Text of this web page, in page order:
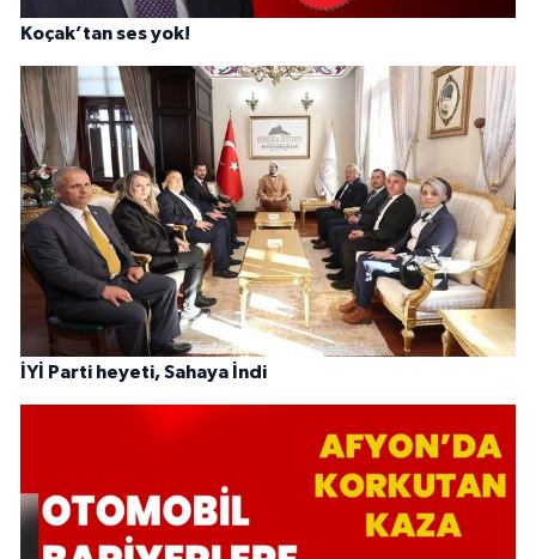
Koçak’tan ses yok!
İYİ Parti heyeti, Sahaya İndi